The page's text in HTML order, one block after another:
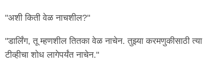
"अशी किती वेळ नाचशील?"
"डार्लिंग, तू म्हणशील तितका वेळ नाचेन. तुझ्या करमणुकीसाठी त्या
टीव्हीचा शोध लागेपर्यंत नाचेन."